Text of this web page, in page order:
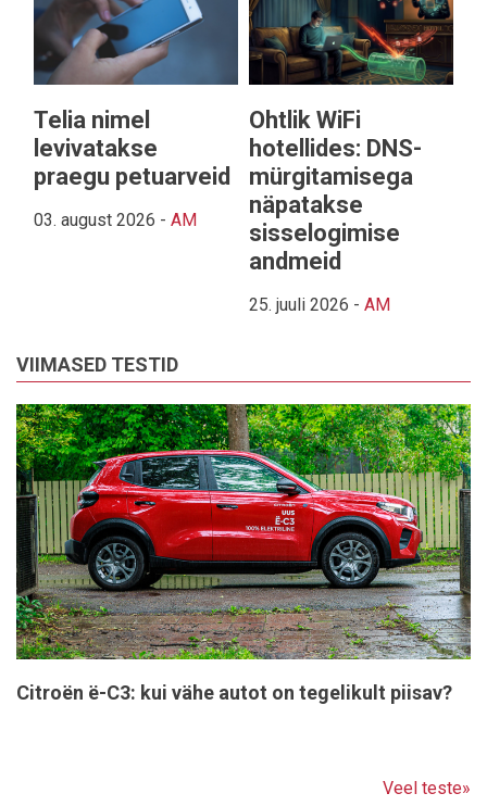
Telia nimel
levivatakse
praegu petuarveid
03. august 2026 - AM
Ohtlik WiFi
hotellides: DNS-
mürgitamisega
näpatakse
sisselogimise
andmeid
25. juuli 2026 - AM
VIIMASED TESTID
Citroën ë-C3: kui vähe autot on tegelikult piisav?
Veel teste»